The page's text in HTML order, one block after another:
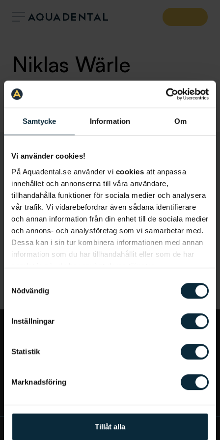
Samtycke Information Om
Vi använder cookies!
På Aquadental.se använder vi cookies att anpassa
innehållet och annonserna till våra användare,
tillhandahålla funktioner för sociala medier och analysera
vår trafik. Vi vidarebefordrar även sådana identifierare
och annan information från din enhet till de sociala medier
och annons- och analysföretag som vi samarbetar med.
Dessa kan i sin tur kombinera informationen med annan
information som du har tillhandahållit eller som de har
samlat in när du har använt deras tjänster.
Nödvändig
Inställningar
Statistik
Marknadsföring
Tillåt alla
Niklas Wärle
Allmäntandläkare
Klinik: